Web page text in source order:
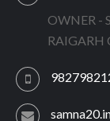
OWNER -
RAIGARH